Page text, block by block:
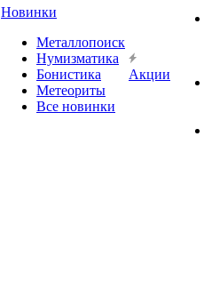
Новинки
Металлопоиск
Нумизматика
Бонистика
Метеориты
Все новинки
Акции